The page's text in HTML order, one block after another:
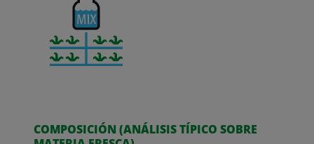
COMPOSICIÓN (ANÁLISIS TÍPICO SOBRE